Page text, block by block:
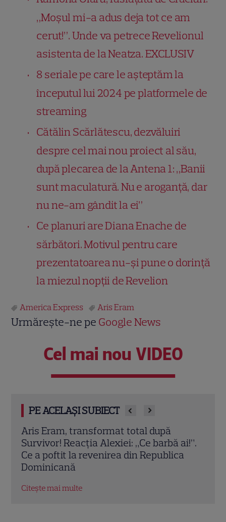
„Moşul mi-a adus deja tot ce am
cerut!”. Unde va petrece Revelionul
asistenta de la Neatza. EXCLUSIV
8 seriale pe care le așteptăm la
începutul lui 2024 pe platformele de
streaming
Cătălin Scărlătescu, dezvăluiri
despre cel mai nou proiect al său,
după plecarea de la Antena 1: „Banii
sunt maculatură. Nu e aroganță, dar
nu ne-am gândit la ei”
Ce planuri are Diana Enache de
sărbători. Motivul pentru care
prezentatoarea nu-și pune o dorință
la miezul nopții de Revelion
America Express Aris Eram
Urmărește-ne pe Google News
Cel mai nou VIDEO
PE ACELAȘI SUBIECT
Survivor, 22 mai 2026. Gabi Tamaș își
recunoaște marea greșeală după
eliminarea lui Aris Eram. „M-am axat
greșit!”
Citește mai multe